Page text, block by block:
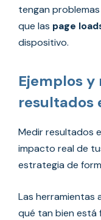
tengan
que las page
dispositivo.
Ejemplos
resultados
Medir resultados
impacto real de
estrategia de
Las herramientas
qué tan bien está